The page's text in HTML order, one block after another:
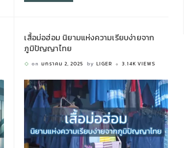
เสื้อม่อฮ่อม นิยามแห่งความเรียบง่ายจาก
ภูมิปัญญาไทย
on มกราคม 2, 2025 by LIGER 3.14K VIEWS